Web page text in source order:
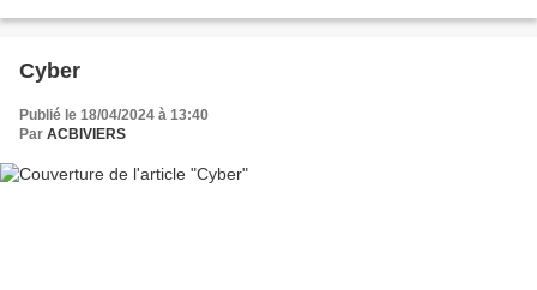
Cyber
Publié le 18/04/2024 à 13:40
Par ACBIVIERS